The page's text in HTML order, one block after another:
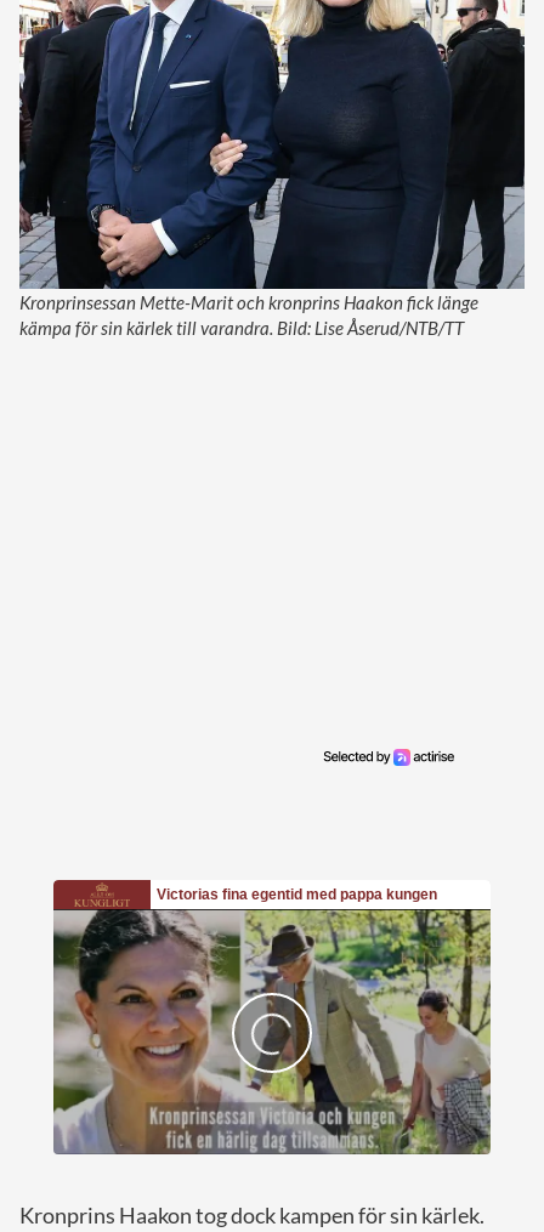
Kronprinsessan Mette-Marit och kronprins Haakon fick länge
kämpa för sin kärlek till varandra. Bild: Lise Åserud/NTB/TT
Kronprins Haakon tog dock kampen för sin kärlek.